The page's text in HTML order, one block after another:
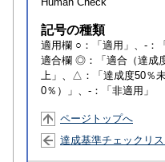
記号の種類
適用欄 ○：「適用」、-：
適合欄 ◎：「適合（達成
上」、△：「達成度50％
0％）」、-：「非適用」
ページトップへ
達成基準チェックリ